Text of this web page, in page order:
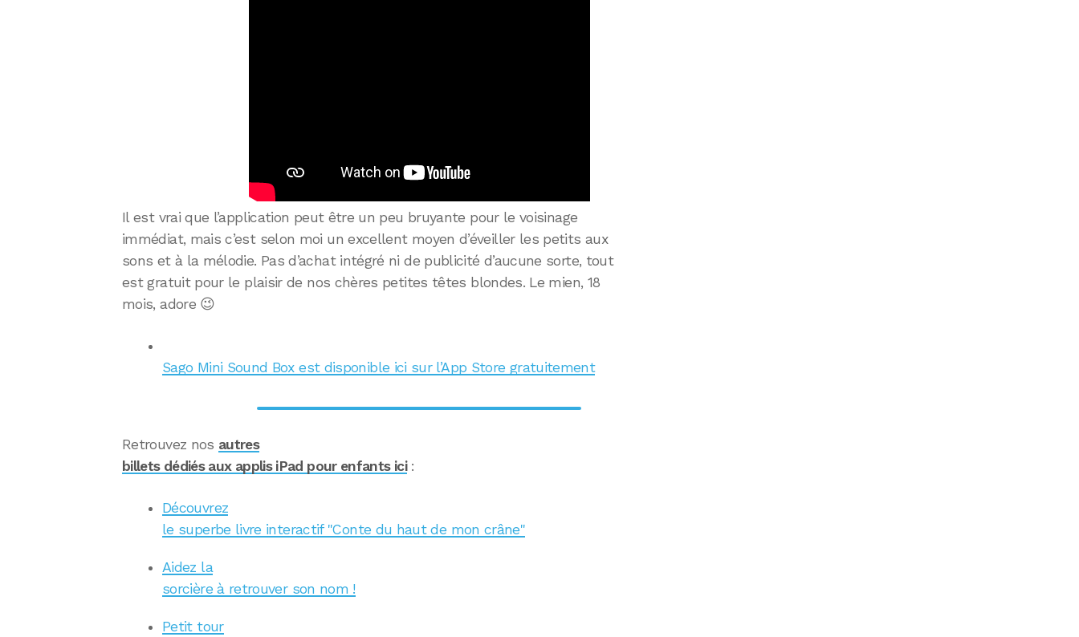
Il est vrai que l’application peut être un peu bruyante pour le voisinage
immédiat, mais c’est selon moi un excellent moyen d’éveiller les petits aux
sons et à la mélodie. Pas d’achat intégré ni de publicité d’aucune sorte, tout
est gratuit pour le plaisir de nos chères petites têtes blondes. Le mien, 18
mois, adore 😉
Sago Mini Sound Box est disponible ici sur l’App Store gratuitement
Retrouvez nos autres
billets dédiés aux applis iPad pour enfants ici:
Découvrez
le superbe livre interactif "Conte du haut de mon crâne"
Aidez la
sorcière à retrouver son nom !
Petit tour